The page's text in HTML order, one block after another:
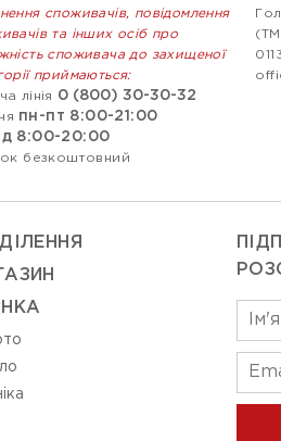
споживачів, повідомлення
та інших осіб про
споживача до захищеної
приймаються:
лінія
0 (800) 30-30-32
пн-пт 8:00-21:00
8:00-20:00
безкоштовний